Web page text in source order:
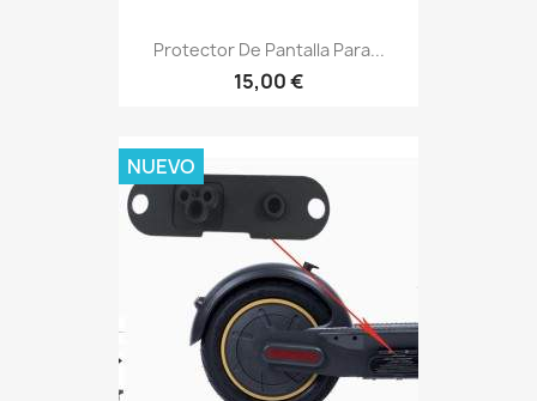
Protector De Pantalla Para...
15,00 €
NUEVO